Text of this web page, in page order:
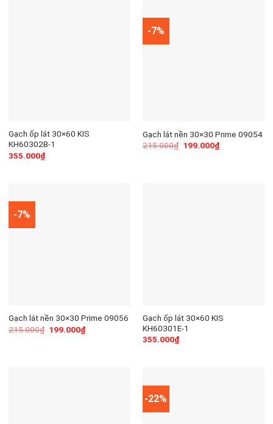
Gạch ốp lát 30×60 KIS
KH60302B-1
355.000₫
-7%
Gạch lát nền 30×30 Prime 09054
215.000₫ 199.000₫
-7%
Gạch lát nền 30×30 Prime 09056
215.000₫ 199.000₫
Gạch ốp lát 30×60 KIS
KH60301E-1
355.000₫
-22%